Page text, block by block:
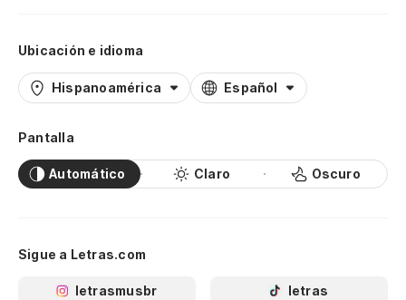
Ubicación e idioma
Hispanoamérica Español
Pantalla
Automático Claro Oscuro
Sigue a Letras.com
letrasmusbr letras